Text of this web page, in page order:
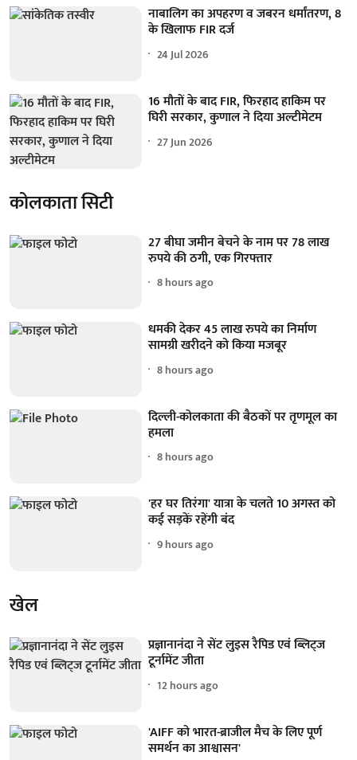
नाबालिग का अपहरण व जबरन धर्मांतरण, 8
के खिलाफ FIR दर्ज
24 Jul 2026
16 मौतों के बाद FIR, फिरहाद हाकिम पर
घिरी सरकार, कुणाल ने दिया अल्टीमेटम
27 Jun 2026
कोलकाता सिटी
27 बीघा जमीन बेचने के नाम पर 78 लाख
रुपये की ठगी, एक गिरफ्तार
8 hours ago
धमकी देकर 45 लाख रुपये का निर्माण
सामग्री खरीदने को किया मजबूर
8 hours ago
दिल्ली-कोलकाता की बैठकों पर तृणमूल का
हमला
8 hours ago
'हर घर तिरंगा' यात्रा के चलते 10 अगस्त को
कई सड़कें रहेंगी बंद
9 hours ago
खेल
प्रज्ञानानंदा ने सेंट लुइस रैपिड एवं ब्लिट्ज
टूर्नामेंट जीता
12 hours ago
'AIFF को भारत-ब्राजील मैच के लिए पूर्ण
समर्थन का आश्वासन'